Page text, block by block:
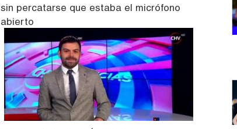
sin percatarse que estaba el micrófono
abierto